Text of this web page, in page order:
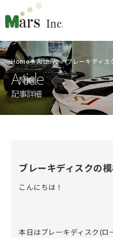
Home Archive ブレーキディス
Article
記事詳細
ブレーキディスクの模
こんにちは！
本日はブレーキディスク(ロ